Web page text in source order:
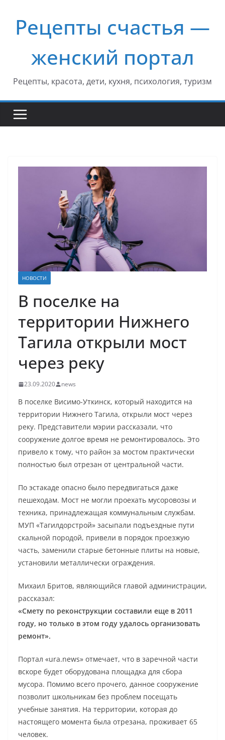
содержимому
Рецепты счастья —
женский портал
Рецепты, красота, дети, кухня, психология, туризм
НОВОСТИ
В поселке на
территории Нижнего
Тагила открыли мост
через реку
23.09.2020 news
В поселке Висимо-Уткинск, который находится на
территории Нижнего Тагила, открыли мост через
реку. Представители мэрии рассказали, что
сооружение долгое время не ремонтировалось. Это
привело к тому, что район за мостом практически
полностью был отрезан от центральной части.
По эстакаде опасно было передвигаться даже
пешеходам. Мост не могли проехать мусоровозы и
техника, принадлежащая коммунальным службам.
МУП «Тагилдорстрой» засыпали подъездные пути
скальной породой, привели в порядок проезжую
часть, заменили старые бетонные плиты на новые,
установили металлически ограждения.
Михаил Бритов, являющийся главой администрации,
рассказал:
«Смету по реконструкции составили еще в 2011
году, но только в этом году удалось организовать
ремонт».
Портал «ura.news» отмечает, что в заречной части
вскоре будет оборудована площадка для сбора
мусора. Помимо всего прочего, данное сооружение
позволит школьникам без проблем посещать
учебные занятия. На территории, которая до
настоящего момента была отрезана, проживает 65
человек.